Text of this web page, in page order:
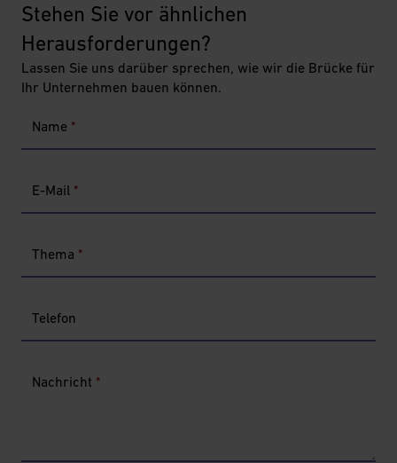
Stehen Sie vor ähnlichen
Herausforderungen?
Lassen Sie uns darüber sprechen, wie wir die Brücke für
Ihr Unternehmen bauen können.
Name *
E-Mail *
Thema *
Telefon
Nachricht *